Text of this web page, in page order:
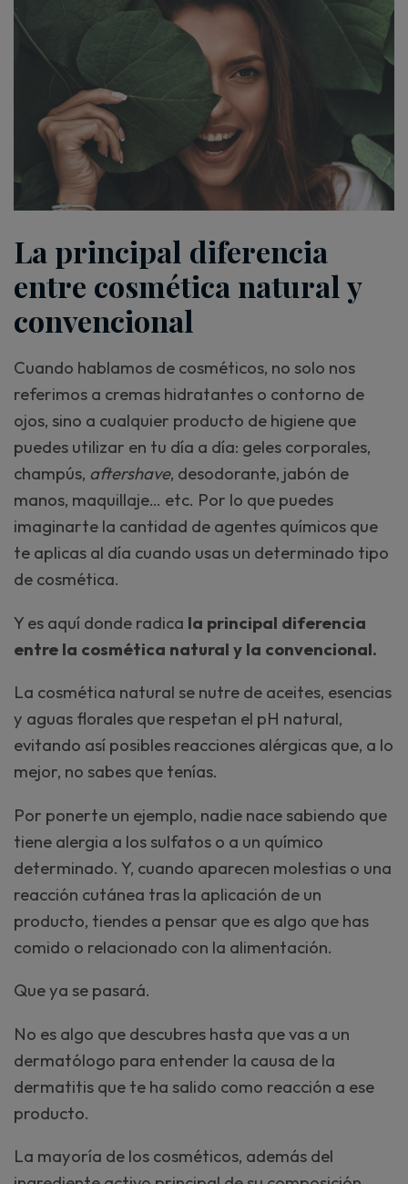
La principal diferencia
entre cosmética natural y
convencional
Cuando hablamos de cosméticos, no solo nos
referimos a cremas hidratantes o contorno de
ojos, sino a cualquier producto de higiene que
puedes utilizar en tu día a día: geles corporales,
champús, aftershave, desodorante, jabón de
manos, maquillaje… etc. Por lo que puedes
imaginarte la cantidad de agentes químicos que
te aplicas al día cuando usas un determinado tipo
de cosmética.
Y es aquí donde radica la principal diferencia
entre la cosmética natural y la convencional.
La cosmética natural se nutre de aceites, esencias
y aguas florales que respetan el pH natural,
evitando así posibles reacciones alérgicas que, a lo
mejor, no sabes que tenías.
Por ponerte un ejemplo, nadie nace sabiendo que
tiene alergia a los sulfatos o a un químico
determinado. Y, cuando aparecen molestias o una
reacción cutánea tras la aplicación de un
producto, tiendes a pensar que es algo que has
comido o relacionado con la alimentación.
Que ya se pasará.
No es algo que descubres hasta que vas a un
dermatólogo para entender la causa de la
dermatitis que te ha salido como reacción a ese
producto.
La mayoría de los cosméticos, además del